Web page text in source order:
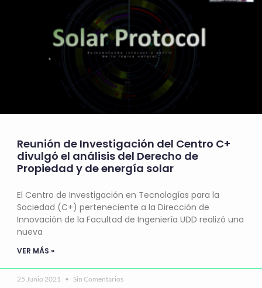
Reunión de Investigación del Centro C+
divulgó el análisis del Derecho de
Propiedad y de energía solar
El Centro de Investigación en Tecnologías para la
Sociedad (C+) perteneciente a la Dirección de
Innovación de la Facultad de Ingeniería UDD realizó una
nueva
VER MÁS »
25 Junio 2021 Sin Comentarios